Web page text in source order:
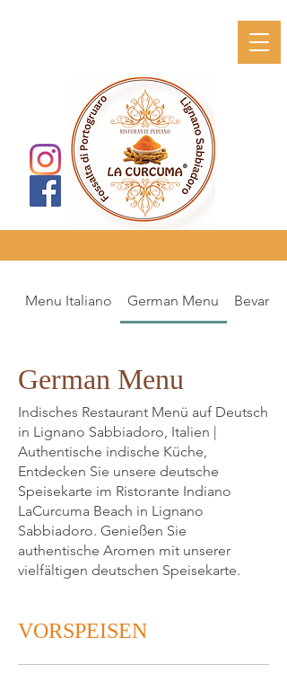
Menu Italiano German Menu
German Menu
Indisches Restaurant Menü auf Deutsch
in Lignano Sabbiadoro, Italien |
Authentische indische Küche,
Entdecken Sie unsere deutsche
Speisekarte im Ristorante Indiano
LaCurcuma Beach in Lignano
Sabbiadoro. Genießen Sie
authentische Aromen mit unserer
vielfältigen deutschen Speisekarte.
VORSPEISEN